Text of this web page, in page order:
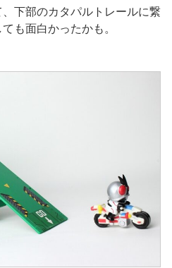
下部のカタパルトレールに繋
も面白かったかも。